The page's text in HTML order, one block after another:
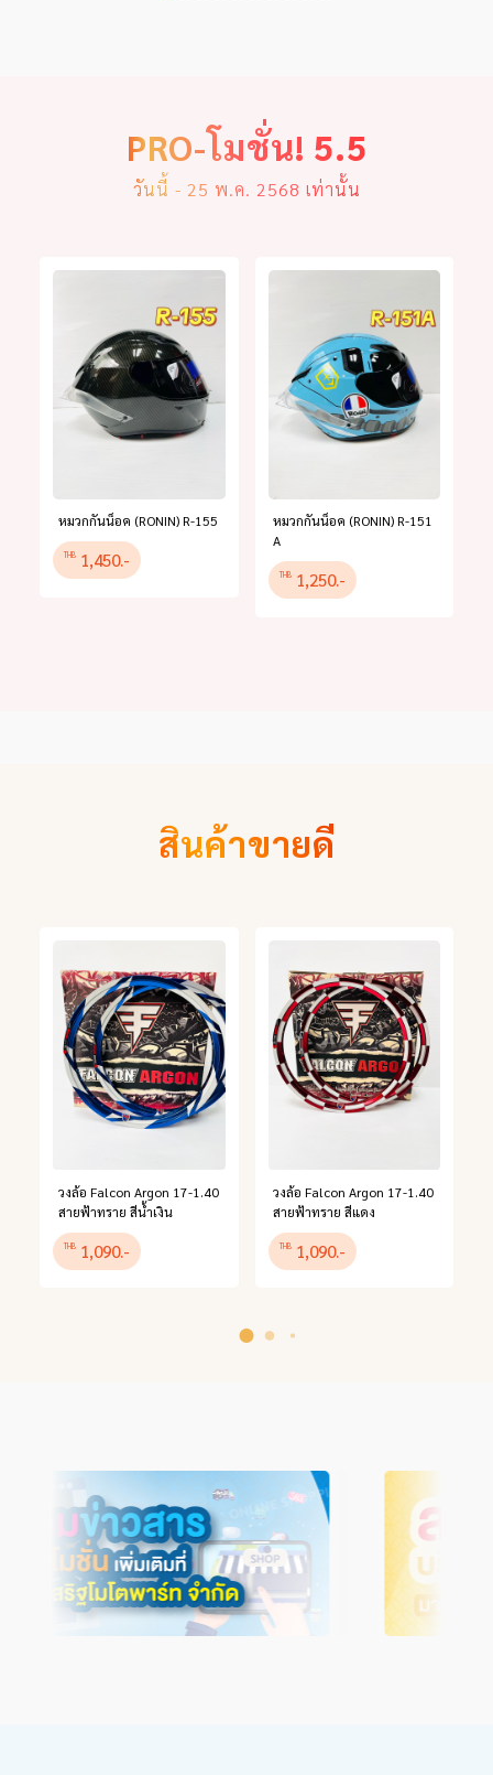
PRO-โมชั่น! 5.5
วันนี้ - 25 พ.ค. 2568 เท่านั้น
หมวกกันน็อค (RONIN) R-155
THB 1,450.-
หมวกกันน็อค (RONIN) R-151
A
THB1,250.-
สินค้าขายดี
วงล้อ Falcon Argon 17-1.40
สายฟ้าทราย สีน้ำเงิน
THB 1,090.-
วงล้อ Falcon Argon 17-1.40
สายฟ้าทราย สีแดง
THB1,090.-